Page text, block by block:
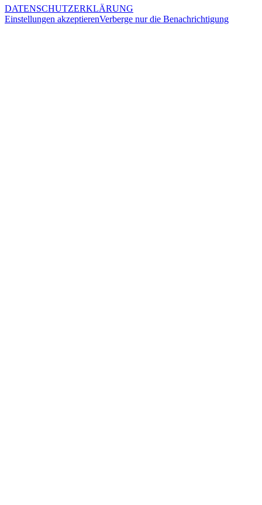
DATENSCHUTZERKLÄRUNG
Einstellungen akzeptierenVerberge nur die Benachrichtigung